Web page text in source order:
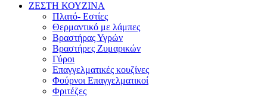
ΖΕΣΤΗ ΚΟΥΖΙΝΑ
Πλατό- Εστίες
Θερμαντικό με λάμπες
Βραστήρας Υγρών
Βραστήρες Ζυμαρικών
Γύροι
Επαγγελματικές κουζίνες
Φούρνοι Επαγγελματικοί
Φριτέζες